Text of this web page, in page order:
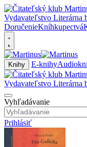
DoručenieKníhkupectvá
Knihy E-knihy
Vyhľadávanie
Prihlásiť